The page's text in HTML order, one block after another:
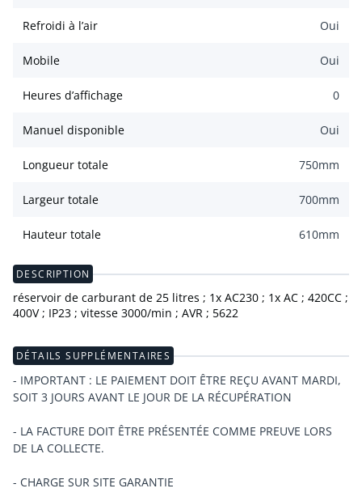
Refroidi à l’air Oui
Mobile Oui
Heures d’affichage 0
Manuel disponible Oui
Longueur totale 750mm
Largeur totale 700mm
Hauteur totale 610mm
DESCRIPTION
réservoir de carburant de 25 litres ; 1x AC230 ; 1x AC ; 420CC ;
400V ; IP23 ; vitesse 3000/min ; AVR ; 5622
DÉTAILS SUPPLÉMENTAIRES
- IMPORTANT : LE PAIEMENT DOIT ÊTRE REÇU AVANT MARDI,
SOIT 3 JOURS AVANT LE JOUR DE LA RÉCUPÉRATION
- LA FACTURE DOIT ÊTRE PRÉSENTÉE COMME PREUVE LORS
DE LA COLLECTE.
- CHARGE SUR SITE GARANTIE